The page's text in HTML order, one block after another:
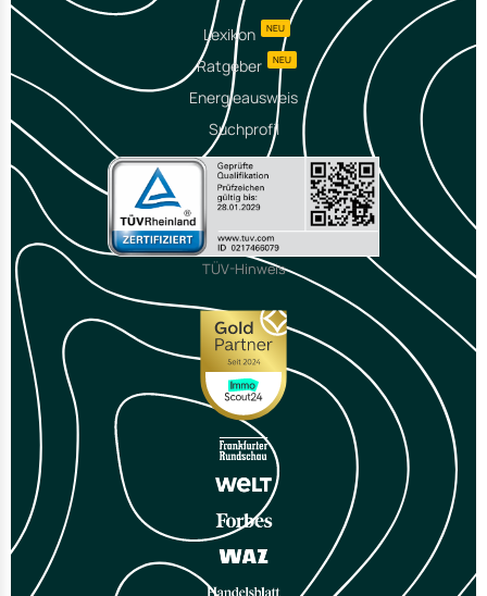
Lexikon NEU
Ratgeber NEU
Energieausweis
Suchprofil
TÜV-Hinweis